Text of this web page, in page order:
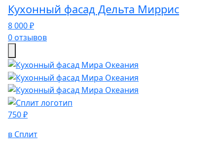
Кухонный фасад Дельта Миррис
8 000 ₽
0 отзывов
750 ₽
в Сплит